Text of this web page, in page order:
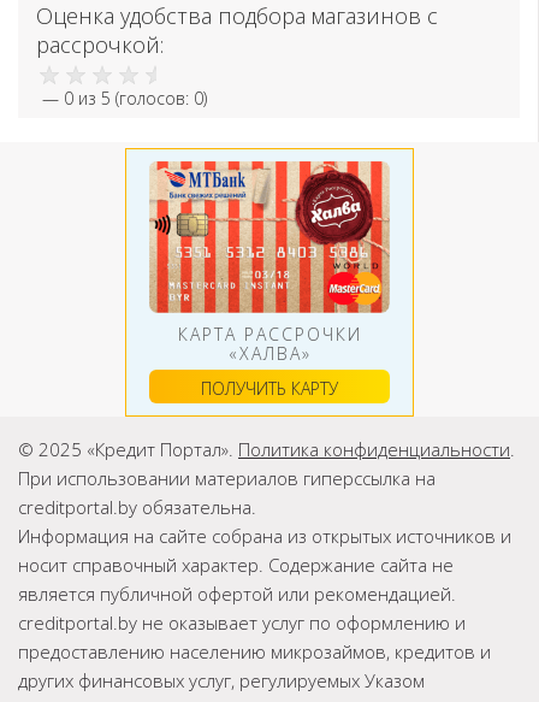
Оценка удобства подбора магазинов с
рассрочкой:
— 0 из 5 (голосов: 0)
КАРТА РАССРОЧКИ
«ХАЛВА»
ПОЛУЧИТЬ КАРТУ
© 2025 «Кредит Портал». Политика конфиденциальности
При использовании материалов гиперссылка на
creditportal.by обязательна.
Информация на сайте собрана из открытых источников и
носит справочный характер. Содержание сайта не
является публичной офертой или рекомендацией.
creditportal.by не оказывает услуг по оформлению и
предоставлению населению микрозаймов, кредитов и
других финансовых услуг, регулируемых Указом